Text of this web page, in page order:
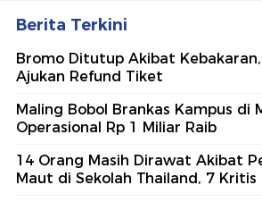
Berita Terkini
Bromo Ditutup Akibat
Ajukan Refund Tiket
Maling Bobol Brankas Kampus di
Operasional Rp 1 Miliar Raib
14 Orang Masih Dirawat Akibat
Maut di Sekolah Thailand, 7 Kritis